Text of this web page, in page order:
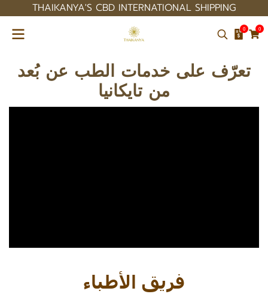
THAIKANYA'S CBD INTERNATIONAL SHIPPING
0 0
تعرّف على خدمات الطب عن بُعد
من تايكانيا
فريق الأطباء